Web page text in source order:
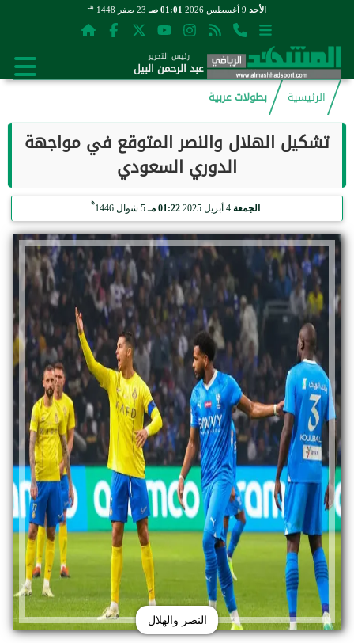
الأحد 01:01 صـ 23 صفر 1448 هـ
رئيس التحرير
عبد الرحمن البيل
الرئيسية
بطولات عربية
تشكيل الهلال والنصر المتوقع في مواجهة
الدوري السعودي
الجمعة 4 أبريل 2025 01:22 مـ 5 شوال 1446
هـ
النصر والهلال